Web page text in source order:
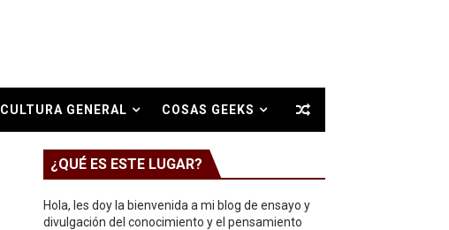
CULTURA GENERAL COSAS GEEKS
¿QUÉ ES ESTE LUGAR?
Hola, les doy la bienvenida a mi blog de ensayo y
divulgación del conocimiento y el pensamiento